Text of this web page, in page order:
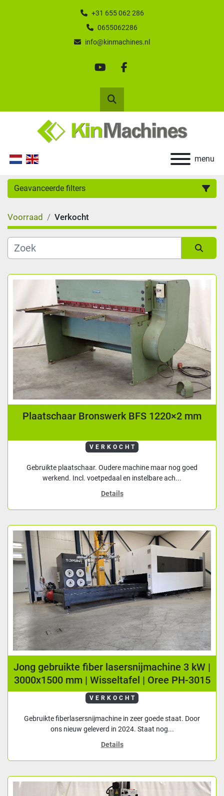
+31 655 062 286
0655062286
info@kinmachines.nl
youtubefacebook
Zoek
menu
Geavanceerde filters
Categorie
Soort
Leeslengte (mm)
Fabrikant
Conditie
Voorraad Verkocht
Plaatschaar Bronswerk BFS 1220×2 mm
VERKOCHT
Gebruikte plaatschaar. Oudere machine maar nog goed
werkend. Incl. voetpedaal en instelbare ach...
Details
Jong gebruikte fiber lasersnijmachine 3 kW |
3000x1500 mm | Wisseltafel | Oree PH-3015
VERKOCHT
Gebruikte fiberlasersnijmachine in zeer goede staat. Door
ons nieuw geleverd in 2024. Staat nog...
Details